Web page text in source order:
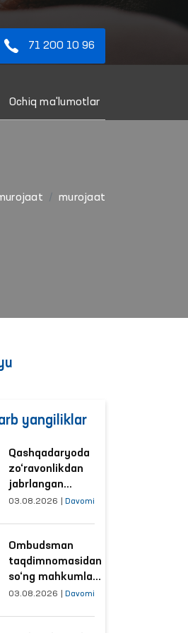
71 200 10 96
Ochiq ma'lumotlar
murojaat
yangiliklar
Qashqadaryoda
zo‘ravonlikdan
jabrlangan
ayolning holati
o‘rganildi
03.08.2026 Davomi
Ombudsman
taqdimnomasidan
so‘ng mahkumlar
mehnat
03.08.2026 Davomi